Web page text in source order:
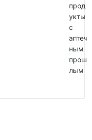
прод
укты
с
аптеч
ным
прош
лым